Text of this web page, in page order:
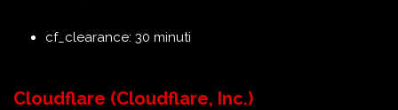
cf_clearance: 30 minuti
Cloudflare (Cloudflare, Inc.)